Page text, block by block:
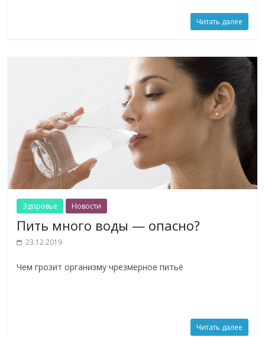
Читать далее
Здоровье Новости
Пить много воды — опасно?
23.12.2019
Чем грозит организму чрезмерное питьё
Читать далее